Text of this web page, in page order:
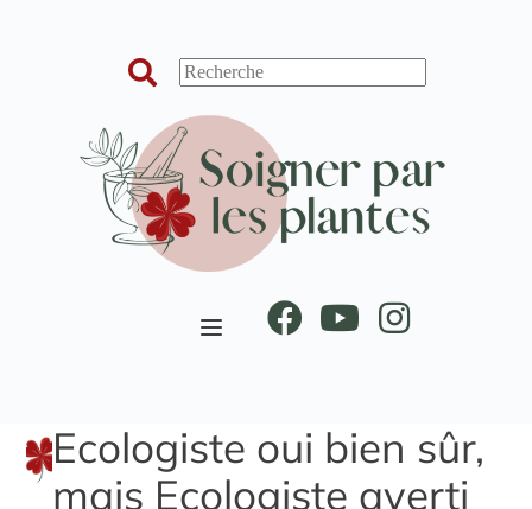
Ecologiste oui bien sûr,
mais Ecologiste averti